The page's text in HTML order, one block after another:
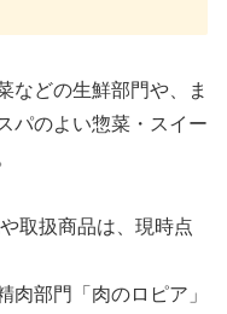
などの生鮮部門や、ま
パのよい惣菜・スイー
取扱商品は、現時点
肉部門「肉のロピア」